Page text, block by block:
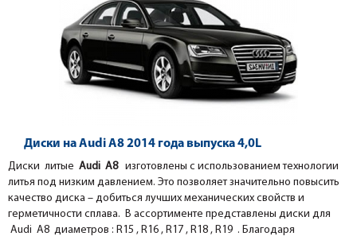
Диски на Audi A8 2014 года выпуска 4,0L
Диски литые Audi A8 изготовлены с использованием технологии
литья под низким давлением. Это позволяет значительно повысить
качество диска – добиться лучших механических свойств и
герметичности сплава. В ассортименте представлены диски для
Audi A8 диаметров : R15 , R16 , R17 , R18 , R19 . Благодаря